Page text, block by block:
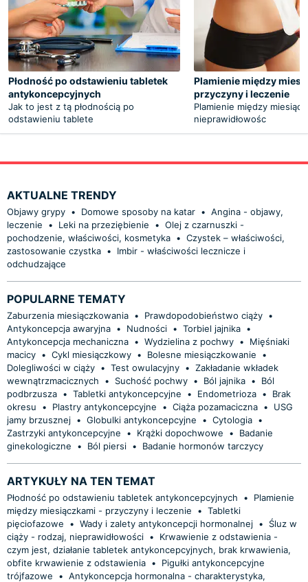
Płodność po odstawieniu tabletek
antykoncepcyjnych
Jak to jest z tą płodnością po
odstawieniu tablete
Plamienie między
przyczyny i leczenie
Plamienie między
nieprawidłowośc
AKTUALNE TRENDY
Objawy grypy • Domowe sposoby na katar • Angina - objawy,
leczenie
• Leki na przeziębienie • Olej z czarnuszki -
pochodzenie, właściwości, kosmetyka • Czystek – właściwości,
zastosowanie czystka •
Imbir - właściwości lecznicze i
odchudzające
POPULARNE TEMATY
Zaburzenia miesiączkowania • Prawdopodobieństwo ciąży •
Antykoncepcja awaryjna • Nudności • Torbiel jajnika •
Antykoncepcja mechaniczna • Wydzielina z pochwy •
Mięśniaki
macicy • Cykl miesiączkowy • Bolesne miesiączkowanie
•
Dolegliwości w ciąży • Test owulacyjny • Zakładanie wkładek
wewnątrzmacicznych
• Suchość pochwy • Ból jajnika •
Ból
podbrzusza • Tabletki antykoncepcyjne • Endometrioza •
Brak
okresu
• Plastry antykoncepcyjne • Ciąża pozamaciczna •
USG
jamy brzusznej • Globulki antykoncepcyjne • Cytologia •
Zastrzyki antykoncepcyjne
• Krążki dopochwowe •
Badanie
ginekologiczne
• Ból piersi • Badanie hormonów tarczycy
ARTYKUŁY NA TEN TEMAT
Płodność po odstawieniu tabletek antykoncepcyjnych •
Plamienie
między miesiączkami - przyczyny i leczenie
• Tabletki
pięciofazowe
• Wady i zalety antykoncepcji hormonalnej •
Śluz w
ciąży - rodzaj, nieprawidłowości •
Krwawienie z odstawienia -
czym jest, działanie tabletek antykoncepcyjnych, brak krwawienia,
obfite krwawienie z odstawienia •
Pigułki antykoncepcyjne
trójfazowe
• Antykoncepcja hormonalna - charakterystyka,